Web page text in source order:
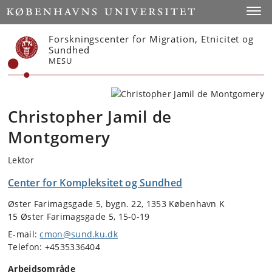
Start
Forskningscenter for Migration, Etnicitet og
Sundhed
MESU
Christopher Jamil de
Montgomery
Lektor
Center for Kompleksitet og Sundhed
Øster Farimagsgade 5, bygn. 22, 1353 København K
15 Øster Farimagsgade 5, 15-0-19
E-mail:cmon@sund.ku.dk
Telefon: +4535336404
Arbejdsområde